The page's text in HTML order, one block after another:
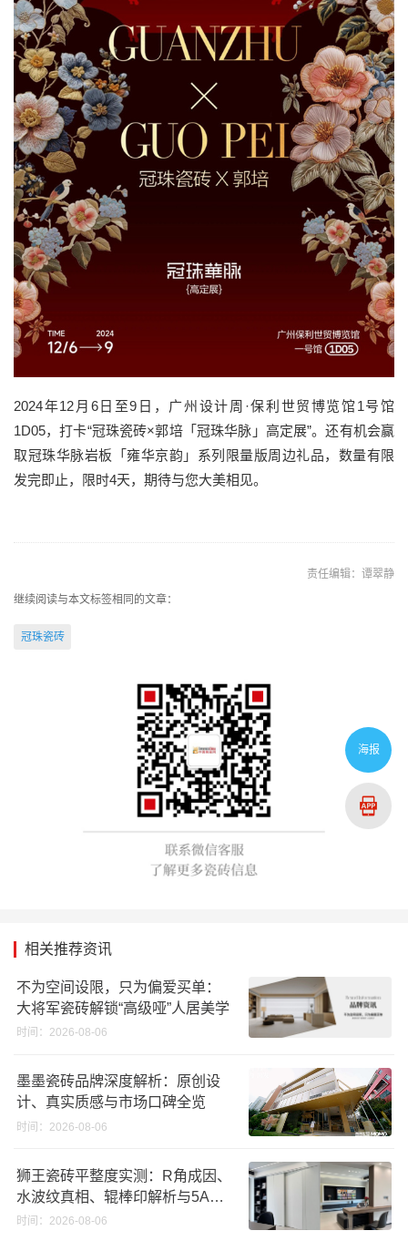
2024年12月6日至9日，广州设计周·保利世贸博览馆1号馆
1D05，打卡“冠珠瓷砖×郭培「冠珠华脉」高定展”。还有机会赢
取冠珠华脉岩板「雍华京韵」系列限量版周边礼品，数量有限
发完即止，限时4天，期待与您大美相见。
责任编辑：谭翠静
继续阅读与本文标签相同的文章：
冠珠瓷砖
相关推荐资讯
不为空间设限，只为偏爱买单：
大将军瓷砖解锁“高级哑”人居美学
时间：2026-08-06
墨墨瓷砖品牌深度解析：原创设
计、真实质感与市场口碑全览
时间：2026-08-06
狮王瓷砖平整度实测：R角成因、
水波纹真相、辊棒印解析与5A标
准选购指南
时间：2026-08-06
海报